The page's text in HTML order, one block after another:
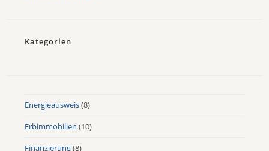
Kategorien
Energieausweis(8)
Erbimmobilien (10)
Finanzierung(8)